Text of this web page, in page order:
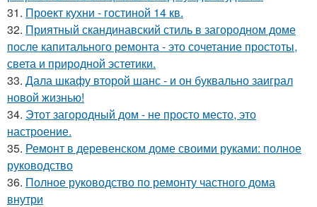
31. Проект кухни - гостиной 14 кв.
32. Приятный скандинавский стиль в загородном доме
после капитального ремонта - это сочетание простоты,
света и природной эстетики.
33. Дала шкафу второй шанс - и он буквально заиграл
новой жизнью!
34. Этот загородный дом - не просто место, это
настроение.
35. Ремонт в деревенском доме своими руками: полное
руководство
36. Полное руководство по ремонту частного дома
внутри